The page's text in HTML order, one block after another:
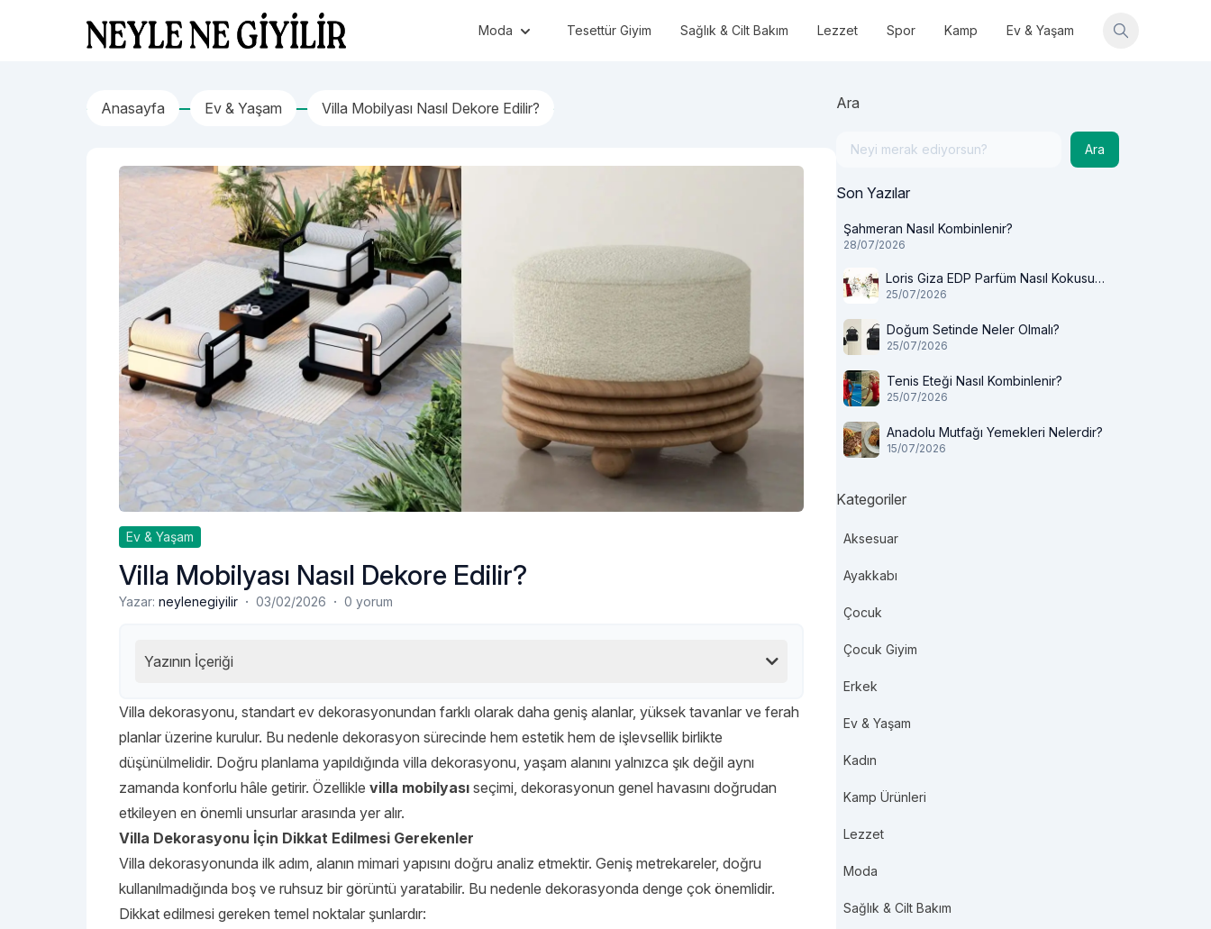
Neyle Ne Giyilir Moda Tesettür Giyim Sağlık & Cilt Bakım Lezzet Spor Kamp Ev & Yaşam
Anasayfa Ev & Yaşam Villa Mobilyası Nasıl Dekore Edilir?
Ev & Yaşam
Villa Mobilyası Nasıl Dekore Edilir?
Yazar: neylenegiyilir · 03/02/2026 · 0 yorum
Yazının İçeriği
Villa dekorasyonu, standart ev dekorasyonundan farklı olarak daha geniş alanlar, yüksek tavanlar ve ferah
planlar üzerine kurulur. Bu nedenle dekorasyon sürecinde hem estetik hem de işlevsellik birlikte
düşünülmelidir. Doğru planlama yapıldığında villa dekorasyonu, yaşam alanını yalnızca şık değil aynı
zamanda konforlu hâle getirir. Özellikle villa mobilyası seçimi, dekorasyonun genel havasını doğrudan
etkileyen en önemli unsurlar arasında yer alır.
Villa Dekorasyonu İçin Dikkat Edilmesi Gerekenler
Villa dekorasyonunda ilk adım, alanın mimari yapısını doğru analiz etmektir. Geniş metrekareler, doğru
kullanılmadığında boş ve ruhsuz bir görüntü yaratabilir. Bu nedenle dekorasyonda denge çok önemlidir.
Dikkat edilmesi gereken temel noktalar şunlardır:
Ara
Ara
Son Yazılar
Şahmeran Nasıl Kombinlenir?
28/07/2026
Loris Giza EDP Parfüm Nasıl Kokusu
Var?
25/07/2026
Doğum Setinde Neler Olmalı?
25/07/2026
Tenis Eteği Nasıl Kombinlenir?
25/07/2026
Anadolu Mutfağı Yemekleri Nelerdir?
15/07/2026
Kategoriler
Aksesuar
Ayakkabı
Çocuk
Çocuk Giyim
Erkek
Ev & Yaşam
Kadın
Kamp Ürünleri
Lezzet
Moda
Sağlık & Cilt Bakım